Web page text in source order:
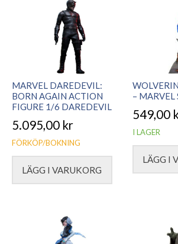
MARVEL DAREDEVIL:
BORN AGAIN ACTION
FIGURE 1/6 DAREDEVIL
5.095,00 kr
FÖRKÖP/BOKNING
LÄGG I VARUKORG
– MARVEL
549,00
I LAGER
LÄGG I